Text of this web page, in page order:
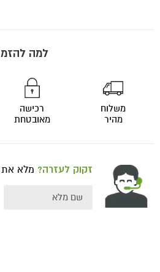
למה
משלוח
מהיר
רכישה
מאובטחת
זקוק לעזרה? מלא את